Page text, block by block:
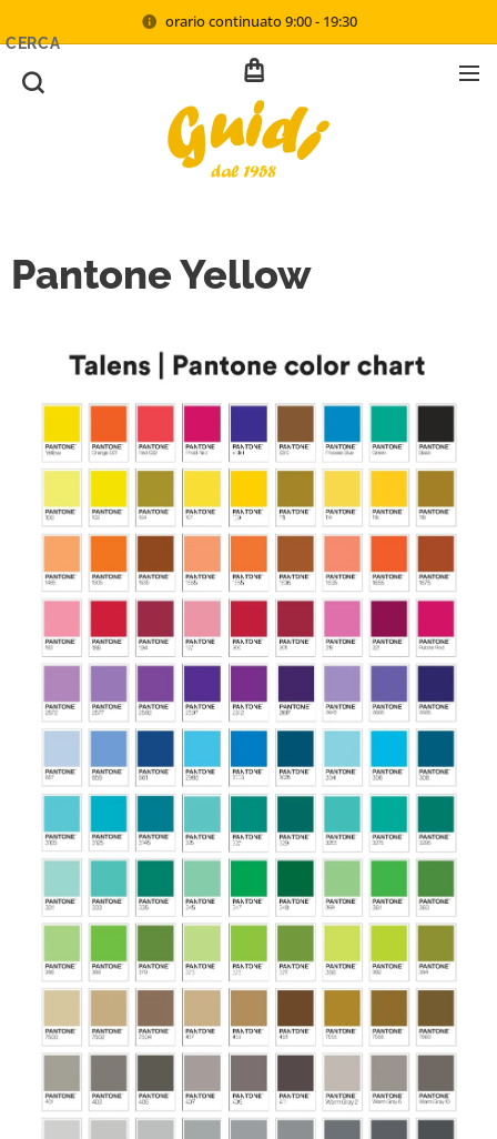
orario continuato 9:00 - 19:30
CERCA
Pantone Yellow